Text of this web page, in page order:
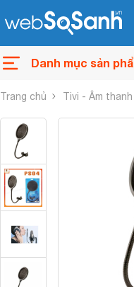
Danh mục sản
Trang chủ Tivi - Âm thanh